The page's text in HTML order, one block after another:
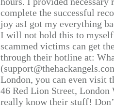
complete the successful
joy asI got my everything
I will not hold this to
scammed victims can get
through their hotline at:
London, you can even visit
46 Red Lion Street, London
really know their stuff!